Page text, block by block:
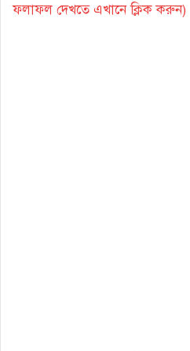
ফলাফল দেখতে এখানে ক্লিক করুন)